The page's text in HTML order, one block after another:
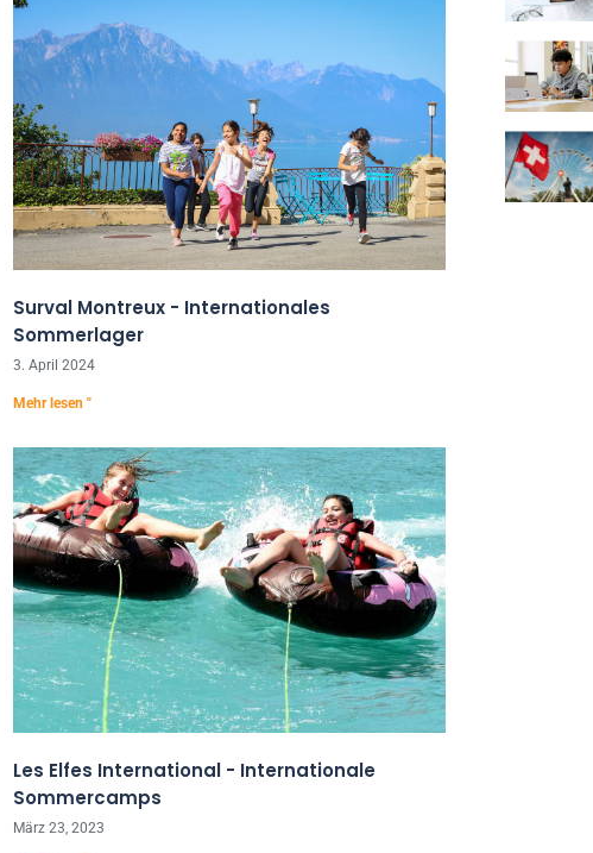
Surval Montreux - Internationales
Sommerlager
3. April 2024
Mehr lesen "
Les Elfes International - Internationale
Sommercamps
März 23, 2023